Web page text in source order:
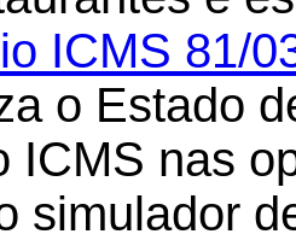
ICMS 81/
o Estado
ICMS nas
simulador